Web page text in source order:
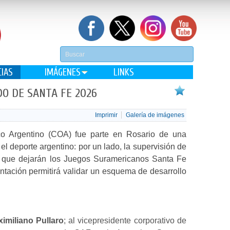
IMÁGENES LINKS
DE SANTA FE 2026
Imprimir Galería de imágenes
Argentino (COA) fue parte en Rosario de una
deporte argentino: por un lado, la supervisión de
dejarán los Juegos Suramericanos Santa Fe
permitirá validar un esquema de desarrollo
Pullaro; al vicepresidente corporativo de